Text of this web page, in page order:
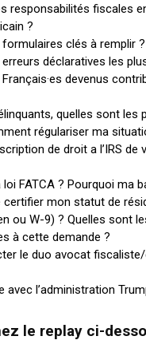
responsabilités fiscales
?
clés à remplir ?
déclaratives les
devenus
quelles sont les
régulariser ma
de droit a l’IRS de
loi FATCA ? Pourquoi ma
certifier mon statut de
ou W-9) ? Quelles sont
à cette demande ?
le duo avocat
avec l’administration
le replay ci-